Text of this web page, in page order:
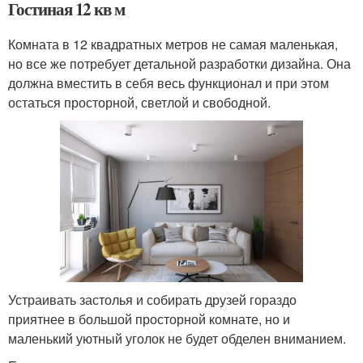
Гостиная 12 кв м
Комната в 12 квадратных метров не самая маленькая,
но все же потребует детальной разработки дизайна. Она
должна вместить в себя весь функционал и при этом
остаться просторной, светлой и свободной.
Устраивать застолья и собирать друзей гораздо
приятнее в большой просторной комнате, но и
маленький уютный уголок не будет обделен вниманием.